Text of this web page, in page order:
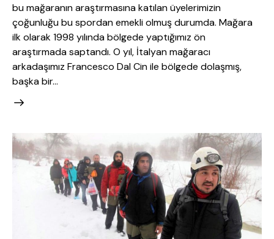
bu mağaranın araştırmasına katılan üyelerimizin
çoğunluğu bu spordan emekli olmuş durumda. Mağara
ilk olarak 1998 yılında bölgede yaptığımız ön
araştırmada saptandı. O yıl, İtalyan mağaracı
arkadaşımız Francesco Dal Cin ile bölgede dolaşmış,
başka bir…